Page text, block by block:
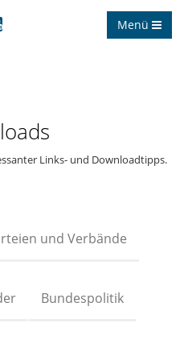
Menü
Links- und Downloadtipps.
und Verbände
Bundespolitik